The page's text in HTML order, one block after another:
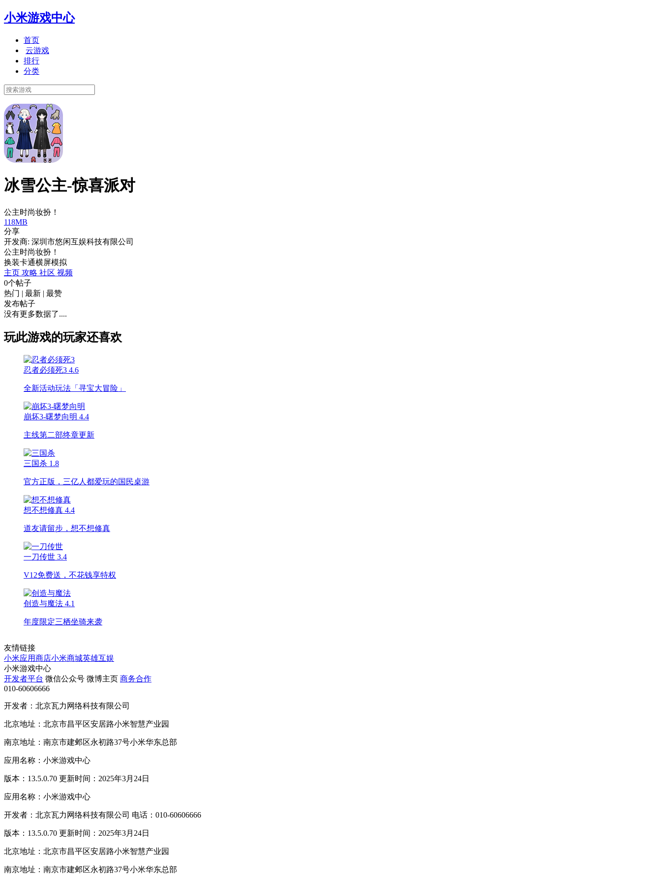
小米游戏中心
首页
云游戏
排行
分类
冰雪公主-惊喜派对
公主时尚妆扮！
118MB
分享
开发商: 深圳市悠闲互娱科技有限公司
公主时尚妆扮！
换装卡通横屏模拟
主页 攻略 社区 视频
0个帖子
热门 | 最新 | 最赞
发布帖子
没有更多数据了....
玩此游戏的玩家还喜欢
忍者必须死3 4.6
全新活动玩法「寻宝大冒险」
崩坏3-曙梦向明 4.4
主线第二部终章更新
三国杀 1.8
官方正版，三亿人都爱玩的国民桌游
想不想修真 4.4
道友请留步，想不想修真
一刀传世 3.4
V12免费送，不花钱享特权
创造与魔法 4.1
年度限定三栖坐骑来袭
友情链接
小米应用商店小米商城英雄互娱
小米游戏中心
开发者平台 微信公众号 微博主页 商务合作
010-60606666
开发者：北京瓦力网络科技有限公司
北京地址：北京市昌平区安居路小米智慧产业园
南京地址：南京市建邺区永初路37号小米华东总部
应用名称：小米游戏中心
版本：13.5.0.70 更新时间：2025年3月24日
应用名称：小米游戏中心
开发者：北京瓦力网络科技有限公司 电话：010-60606666
版本：13.5.0.70 更新时间：2025年3月24日
北京地址：北京市昌平区安居路小米智慧产业园
南京地址：南京市建邺区永初路37号小米华东总部